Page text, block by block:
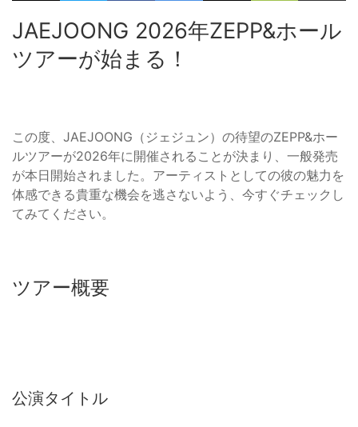
JAEJOONG 2026年ZEPP&ホール
ツアーが始まる！
この度、JAEJOONG（ジェジュン）の待望のZEPP&ホー
ルツアーが2026年に開催されることが決まり、一般発売
が本日開始されました。アーティストとしての彼の魅力を
体感できる貴重な機会を逃さないよう、今すぐチェックし
てみてください。
ツアー概要
公演タイトル